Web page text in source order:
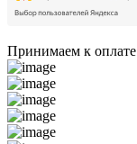
Принимаем к оплате